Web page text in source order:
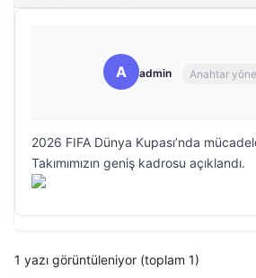
A admin Anahtar
2026 FIFA Dünya Kupası’nda
Takımımızın geniş kadrosu açıklandı.
1 yazı görüntüleniyor (toplam 1)